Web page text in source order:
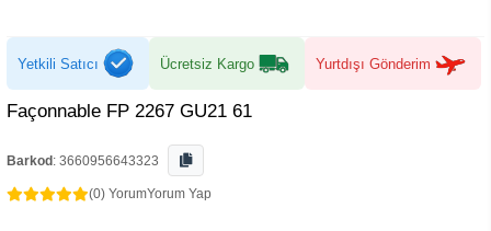
Yetkili Satıcı Ücretsiz Kargo Yurtdışı Gönderim
Façonnable FP 2267 GU21 61
Barkod : 3660956643323
(0) YorumYorum Yap